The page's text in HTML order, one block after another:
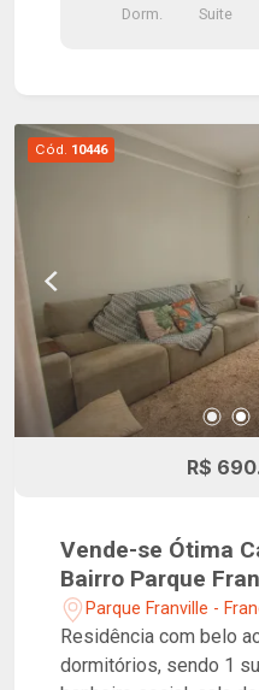
Dorm. Suite
Cód. 10446
R$
Vende-se Ótima
Bairro Parque
Parque Franville -
Residência com belo
dormitórios, sendo 1